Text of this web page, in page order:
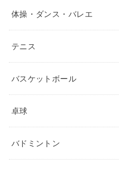
体操・ダンス・バレエ
テニス
バスケットボール
卓球
バドミントン